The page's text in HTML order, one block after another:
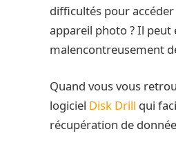
difficultés pour accéder
appareil photo ? Il
malencontreusement
Quand vous vous
logiciel Disk Drill qui
récupération de